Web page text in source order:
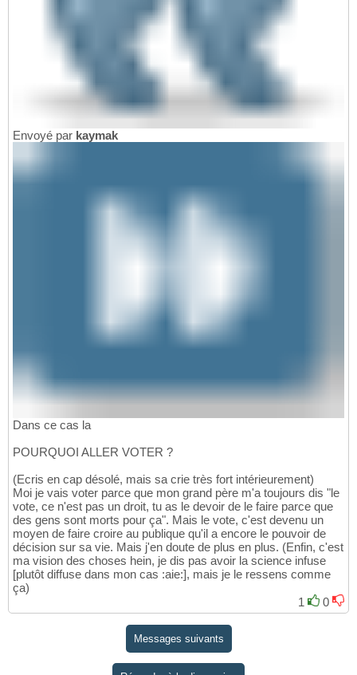
Envoyé par kaymak
Dans ce cas la
POURQUOI ALLER VOTER ?
(Ecris en cap désolé, mais sa crie très fort intérieurement)
Moi je vais voter parce que mon grand père m'a toujours dis "le
vote, ce n'est pas un droit, tu as le devoir de le faire parce que
des gens sont morts pour ça". Mais le vote, c'est devenu un
moyen de faire croire au publique qu'il a encore le pouvoir de
décision sur sa vie. Mais j'en doute de plus en plus. (Enfin, c'est
ma vision des choses hein, je dis pas avoir la science infuse
[plutôt diffuse dans mon cas :aie:], mais je le ressens comme
ça)
1
0
Messages suivants